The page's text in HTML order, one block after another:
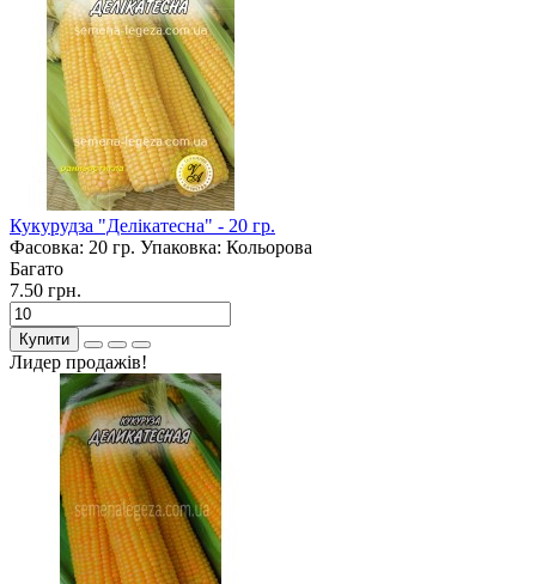
Кукурудза "Делікатесна" - 20 гр.
Фасовка: 20 гр. Упаковка: Кольорова
Багато
7.50 грн.
Купити
Лидер продажів!